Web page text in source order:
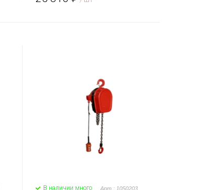
В наличии много Арт.: 1050203